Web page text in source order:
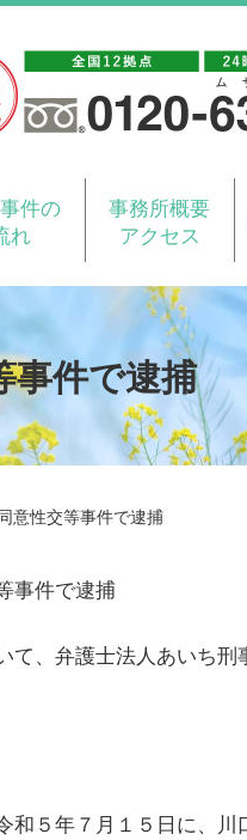
件の
れ
事務所概要
アクセス
事件で逮捕
意性交等事件で逮捕
事件で逮捕
て、弁護士法人あいち刑
和５年７月１５日に、川